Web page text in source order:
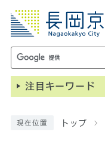
注目キーワード
現在位置 トップ